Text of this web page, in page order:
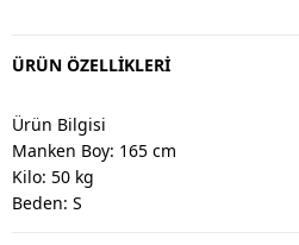
ÜRÜN ÖZELLIKLERI
Ürün Bilgisi
Manken Boy: 165 cm
Kilo: 50 kg
Beden: S